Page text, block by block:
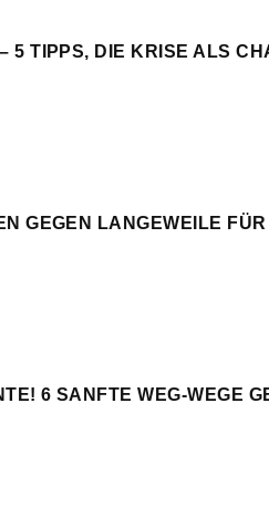
5 TIPPS, DIE KRISE ALS
GEGEN LANGEWEILE
6 SANFTE WEG-WEGE